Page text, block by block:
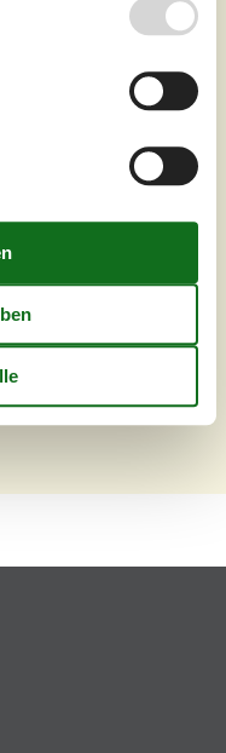
5
2
185 m²
792 m²
mit einem großen,
spenden
mit gemütlichen